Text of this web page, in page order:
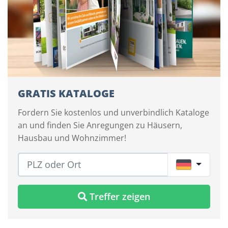
GRATIS KATALOGE
Fordern Sie kostenlos und unverbindlich Kataloge
an und finden Sie Anregungen zu Häusern,
Hausbau und Wohnzimmer!
DE
Treffer zeigen